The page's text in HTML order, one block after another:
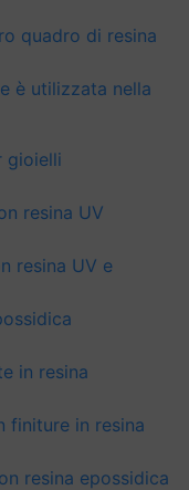
quadro di resina
è utilizzata nella
gioielli
resina UV
resina UV e
in resina
finiture in resina
resina epossidica